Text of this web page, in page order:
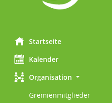
Startseite
Kalender
Organisation
Gremienmitglieder